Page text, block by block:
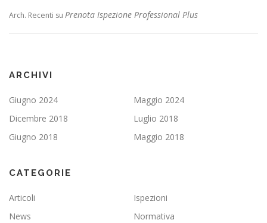
Arch. Recenti su Prenota Ispezione Professional Plus
ARCHIVI
Giugno 2024
Maggio 2024
Dicembre 2018
Luglio 2018
Giugno 2018
Maggio 2018
CATEGORIE
Articoli
Ispezioni
News
Normativa